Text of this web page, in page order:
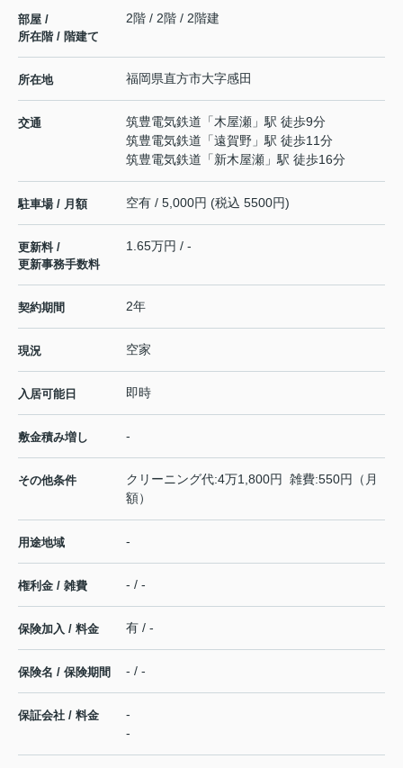
部屋 /
所在階 / 階建て
2階 / 2階 / 2階建
所在地 福岡県直方市大字感田
交通 筑豊電気鉄道 「木屋瀬 」駅 徒歩9分
筑豊電気鉄道 「遠賀野 」駅 徒歩11分
筑豊電気鉄道 「新木屋瀬 」駅 徒歩16分
駐車場 / 月額 空有 / 5,000円 (税込 5500円)
更新料 /
更新事務手数料
1.65万円 / -
契約期間 2年
現況 空家
入居可能日 即時
敷金積み増し -
その他条件
クリーニング代:4万1,800円 雑費:550円（月
額）
用途地域 -
権利金 / 雑費 - / -
保険加入 / 料金 有 / -
保険名 / 保険期間 - / -
保証会社 / 料金
-
-